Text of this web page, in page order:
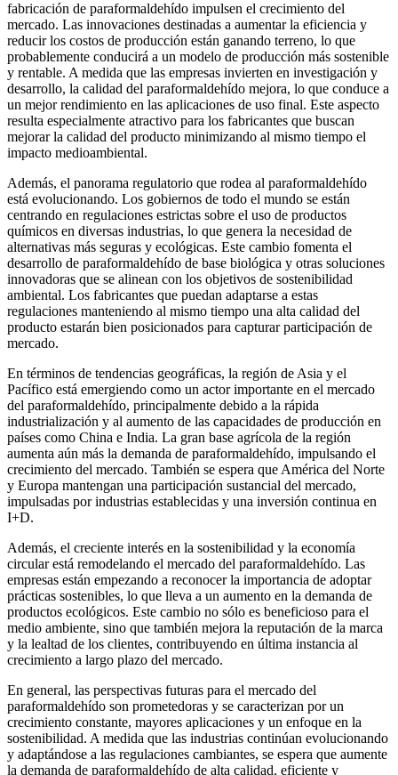
fabricación de paraformaldehído impulsen el crecimiento del
mercado. Las innovaciones destinadas a aumentar la eficiencia y
reducir los costos de producción están ganando terreno, lo que
probablemente conducirá a un modelo de producción más sostenible
y rentable. A medida que las empresas invierten en investigación y
desarrollo, la calidad del paraformaldehído mejora, lo que conduce a
un mejor rendimiento en las aplicaciones de uso final. Este aspecto
resulta especialmente atractivo para los fabricantes que buscan
mejorar la calidad del producto minimizando al mismo tiempo el
impacto medioambiental.
Además, el panorama regulatorio que rodea al paraformaldehído
está evolucionando. Los gobiernos de todo el mundo se están
centrando en regulaciones estrictas sobre el uso de productos
químicos en diversas industrias, lo que genera la necesidad de
alternativas más seguras y ecológicas. Este cambio fomenta el
desarrollo de paraformaldehído de base biológica y otras soluciones
innovadoras que se alinean con los objetivos de sostenibilidad
ambiental. Los fabricantes que puedan adaptarse a estas
regulaciones manteniendo al mismo tiempo una alta calidad del
producto estarán bien posicionados para capturar participación de
mercado.
En términos de tendencias geográficas, la región de Asia y el
Pacífico está emergiendo como un actor importante en el mercado
del paraformaldehído, principalmente debido a la rápida
industrialización y al aumento de las capacidades de producción en
países como China e India. La gran base agrícola de la región
aumenta aún más la demanda de paraformaldehído, impulsando el
crecimiento del mercado. También se espera que América del Norte
y Europa mantengan una participación sustancial del mercado,
impulsadas por industrias establecidas y una inversión continua en
I+D.
Además, el creciente interés en la sostenibilidad y la economía
circular está remodelando el mercado del paraformaldehído. Las
empresas están empezando a reconocer la importancia de adoptar
prácticas sostenibles, lo que lleva a un aumento en la demanda de
productos ecológicos. Este cambio no sólo es beneficioso para el
medio ambiente, sino que también mejora la reputación de la marca
y la lealtad de los clientes, contribuyendo en última instancia al
crecimiento a largo plazo del mercado.
En general, las perspectivas futuras para el mercado del
paraformaldehído son prometedoras y se caracterizan por un
crecimiento constante, mayores aplicaciones y un enfoque en la
sostenibilidad. A medida que las industrias continúan evolucionando
y adaptándose a las regulaciones cambiantes, se espera que aumente
la demanda de paraformaldehído de alta calidad, eficiente y